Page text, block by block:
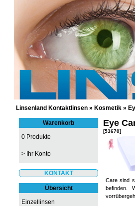
GÜNSTIGE
Linsenland Kontaktlinsen » Kosmetik »
Warenkorb
0 Produkte
> Ihr Konto
KONTAKT
Übersicht
Einzellinsen
Eye
[53670]
Care sind
befinden.